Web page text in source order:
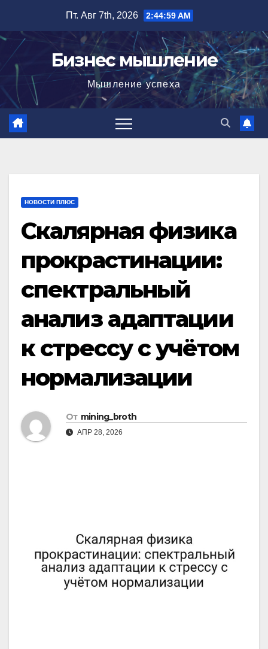
содержимому
Пт. Авг 7th, 2026 2:45:00 AM
Бизнес мышление
Мышление успеха
НОВОСТИ ПЛЮС
Скалярная физика
прокрастинации:
спектральный
анализ адаптации
к стрессу с учётом
нормализации
От mining_broth
АПР 28, 2026